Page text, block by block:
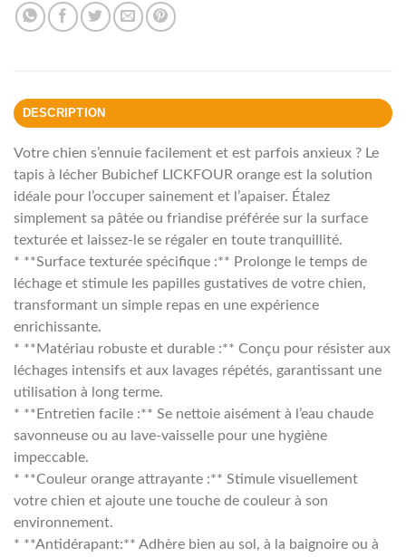
DESCRIPTION
Votre chien s’ennuie facilement et est parfois anxieux ? Le
tapis à lécher Bubichef LICKFOUR orange est la solution
idéale pour l’occuper sainement et l’apaiser. Étalez
simplement sa pâtée ou friandise préférée sur la surface
texturée et laissez-le se régaler en toute tranquillité.
* **Surface texturée spécifique :** Prolonge le temps de
léchage et stimule les papilles gustatives de votre chien,
transformant un simple repas en une expérience
enrichissante.
* **Matériau robuste et durable :** Conçu pour résister aux
léchages intensifs et aux lavages répétés, garantissant une
utilisation à long terme.
* **Entretien facile :** Se nettoie aisément à l’eau chaude
savonneuse ou au lave-vaisselle pour une hygiène
impeccable.
* **Couleur orange attrayante :** Stimule visuellement
votre chien et ajoute une touche de couleur à son
environnement.
* **Antidérapant:** Adhère bien au sol, à la baignoire ou à